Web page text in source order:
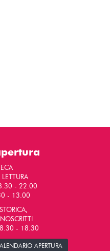
LETTURA
- 22.00
- 13.00
8.30 - 18.30
APERTURA